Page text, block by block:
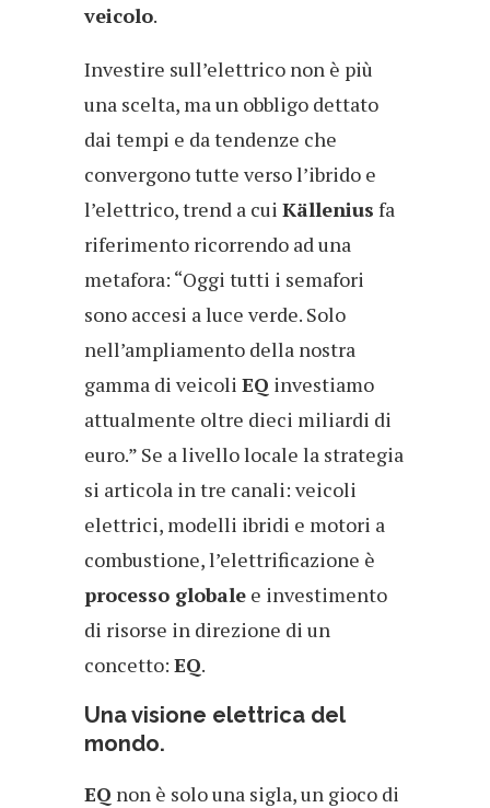
veicolo.
Investire sull’elettrico non è più
una scelta, ma un obbligo dettato
dai tempi e da tendenze che
convergono tutte verso l’ibrido e
l’elettrico, trend a cui Källenius fa
riferimento ricorrendo ad una
metafora: “Oggi tutti i semafori
sono accesi a luce verde. Solo
nell’ampliamento della nostra
gamma di veicoli EQ investiamo
attualmente oltre dieci miliardi di
euro.” Se a livello locale la strategia
si articola in tre canali: veicoli
elettrici, modelli ibridi e motori a
combustione, l’elettrificazione è
processo globale e investimento
di risorse in direzione di un
concetto: EQ.
Una visione elettrica del
mondo.
EQ non è solo una sigla, un gioco di